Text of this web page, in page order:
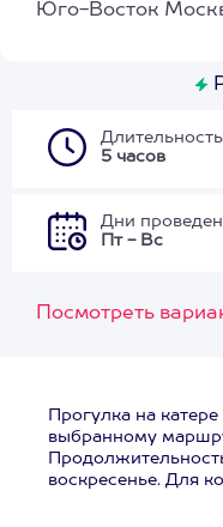
Юго-Восток
Длительность
5 часов
Дни
Пт - Вс
Посмотреть
Прогулка на
выбранному
воскресенье. Для